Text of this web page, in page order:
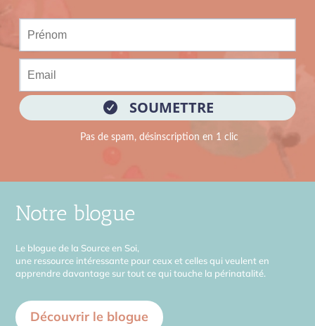
Notre blogue
Le blogue de la Source en Soi,
une ressource intéressante pour ceux et celles qui veulent en
apprendre davantage sur tout ce qui touche la périnatalité.
Découvrir le blogue